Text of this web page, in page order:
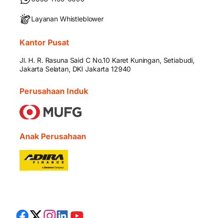
Layanan Whistleblower
Kantor Pusat
Jl. H. R. Rasuna Said C No.10 Karet Kuningan, Setiabudi,
Jakarta Selatan, DKI Jakarta 12940
Perusahaan Induk
Anak Perusahaan